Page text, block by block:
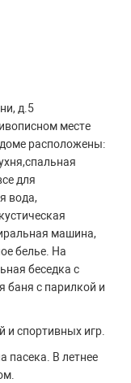
д.5
месте
расположены:
для
вода,
машина,
белье. На
беседка с
баня с парилкой и
и спортивных игр.
пасека. В летнее